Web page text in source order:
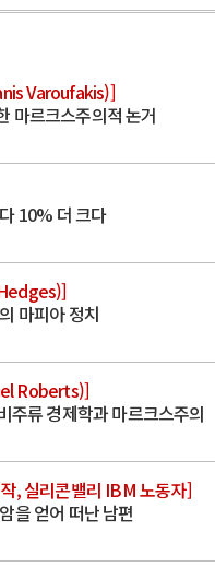
Varoufakis)]
마르크스주의적 논거
10% 더 크다
마피아 정치
Roberts)]
주류 경제학과 마르크스주의
, 실리콘밸리 IBM 노동자]
을 얻어 떠난 남편